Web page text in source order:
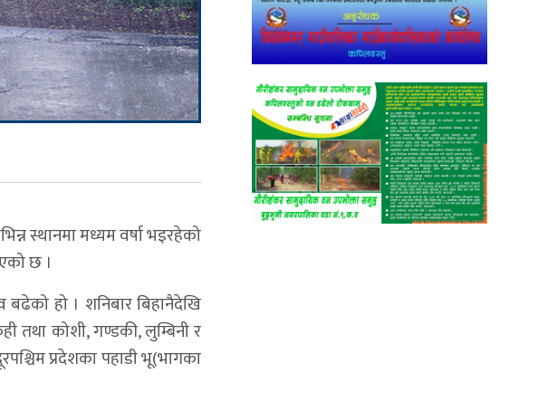
स्थानमा मध्यम वर्षा भइरहेको
छ ।
हो । शनिबार बिहानैदेखि
तथा कोशी, गण्डकी, लुम्बिनी र
प्रदेशका पहाडी भू(भागका